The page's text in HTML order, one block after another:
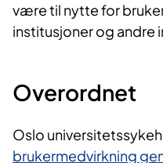
være til nytte for
institusjoner og andre
Overordnet
Oslo
brukermedvirkning